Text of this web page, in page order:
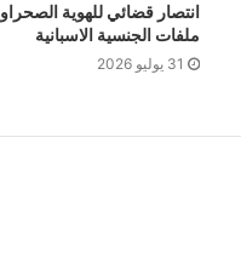
انتصار قضائي للهوية
ملفات الجنسية الاسبانية
31 يوليو 2026